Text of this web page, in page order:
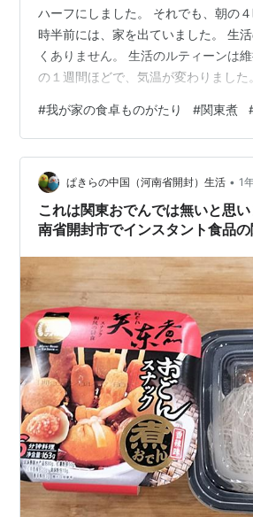
ハーフにしました。 それでも、朝の
時半前には、家を出ていました。 生
くありません。 生活のルティーンは
の１週間ほどで、気温が変わりました
て、肌寒いですね。 寒いと言えば、関
りました。 大根が特売になっていた
ん)にしただけです。 久しぶりの感じ
下旬に作ったきりでしたね。 今回は、
す。 ネギの下に、揚げ豆腐、木綿豆
ています。 定番の大根…
#我が家の食卓ものがたり #関東煮
ぱきらの中国（河南省開封）生活 • 1
これは関東おでんでは無いと思
南省開封市でインスタント食品